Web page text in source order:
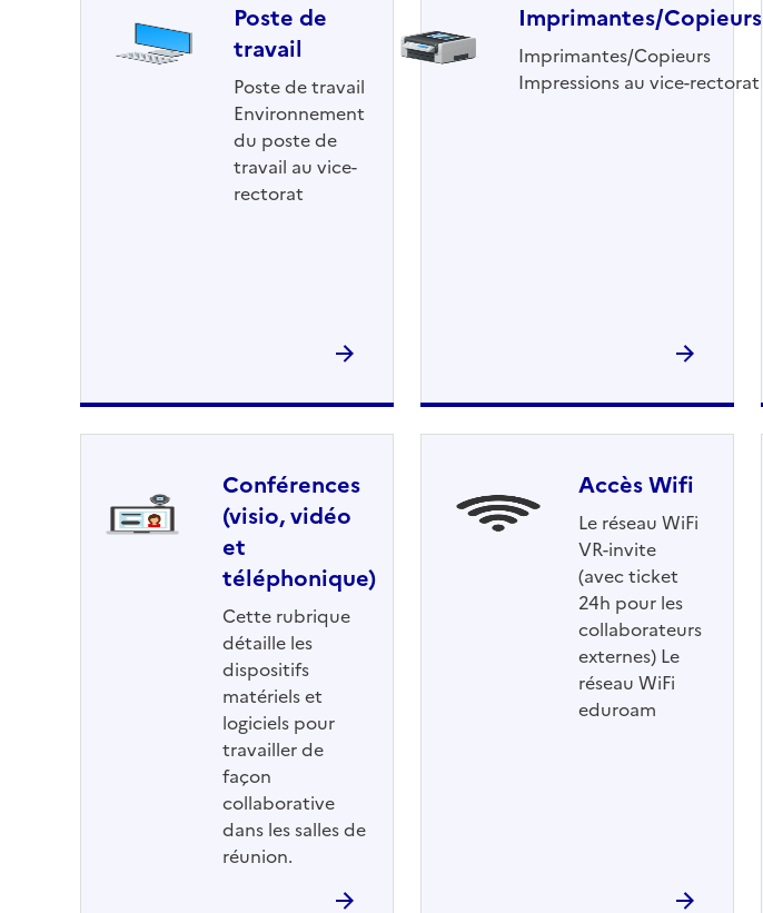
Poste de
travail
Poste de travail
Environnement
du poste de
travail au vice-
rectorat
Imprimantes/Copieurs
Imprimantes/Copieurs
Impressions au vice-rectorat
Conférences
(visio, vidéo
et
téléphonique)
Cette rubrique
détaille les
dispositifs
matériels et
logiciels pour
travailler de
façon
collaborative
dans les salles de
réunion.
Accès Wifi
Le réseau WiFi
VR-invite
(avec ticket
24h pour les
collaborateurs
externes) Le
réseau WiFi
eduroam